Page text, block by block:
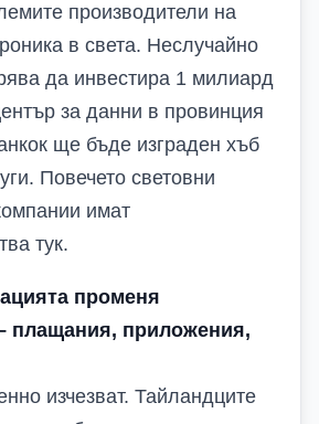
производители на
в света. Неслучайно
да инвестира 1 милиард
за данни в провинция
ще бъде изграден хъб
Повечето световни
имат
тук.
променя
плащания, приложения,
изчезват. Тайландците